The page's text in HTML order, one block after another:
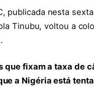
publicada nesta
Tinubu, voltou a
que fixam a taxa de
a Nigéria está